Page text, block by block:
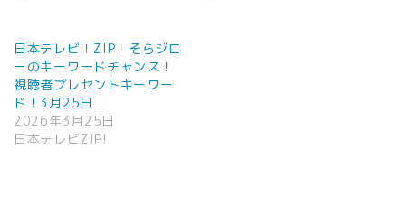
日本テレビ！ZIP！そらジロ
ーのキーワードチャンス！
視聴者プレセントキーワー
ド！3月25日
2026年3月25日
日本テレビZIP!